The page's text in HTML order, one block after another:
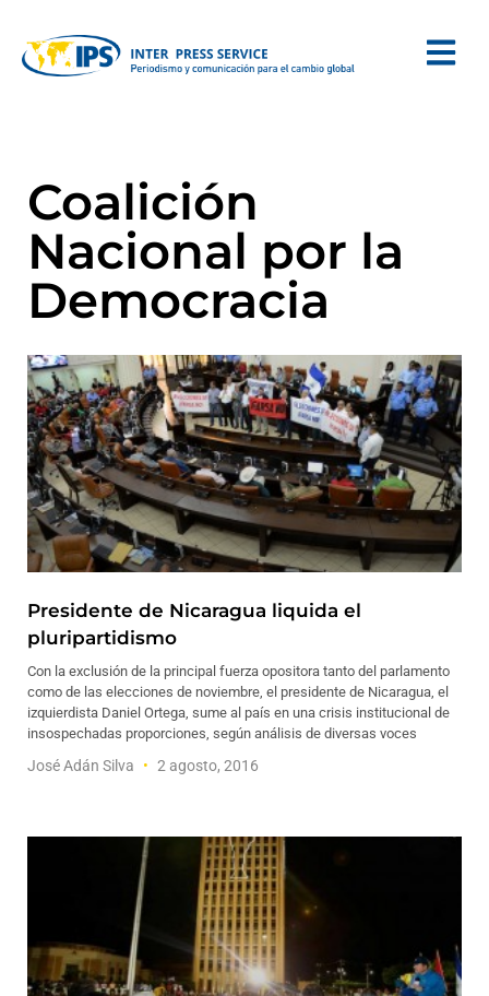
Coalición
Nacional por la
Democracia
Presidente de Nicaragua liquida el
pluripartidismo
Con la exclusión de la principal fuerza opositora tanto del parlamento
como de las elecciones de noviembre, el presidente de Nicaragua, el
izquierdista Daniel Ortega, sume al país en una crisis institucional de
insospechadas proporciones, según análisis de diversas voces
José Adán Silva 2 agosto, 2016